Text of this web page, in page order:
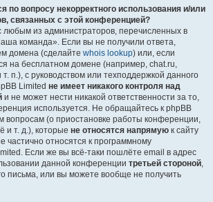
по вопросу некорректного использования и/или
связанных с этой конференцией?
любым из администраторов, перечисленных в
команда». Если вы не получили ответа,
домена (сделайте whois lookup) или, если
на бесплатном домене (например, chat.ru,
т. п.), с руководством или техподдержкой данного
Limited не имеет никакого контроля над
и не может нести никакой ответственности за то,
используется. Не обращайтесь к phpBB
вопросам (о приостановке работы конференции,
и т. д.), которые не относятся напрямую к сайту
частично относятся к программному
Если же вы всё-таки пошлёте email в адрес
данной конференции третьей стороной,
письма, или вы можете вообще не получить